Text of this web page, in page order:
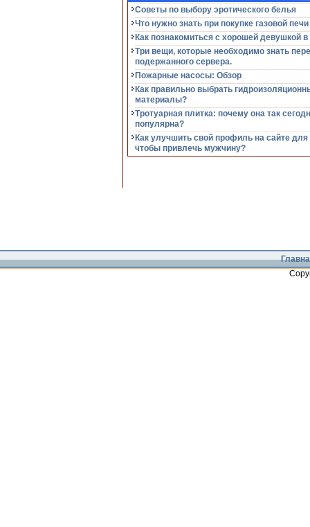
Советы по выбору эротического белья
Что нужно знать при покупке газовой печи
Как познакомиться с хорошей девушкой в
Три вещи, которые необходимо знать
подержанного сервера.
Пожарные насосы: Обзор
Как правильно выбрать
материалы?
Тротуарная плитка: почему она так
популярна?
Как улучшить свой профиль на сайте для
чтобы привлечь мужчину?